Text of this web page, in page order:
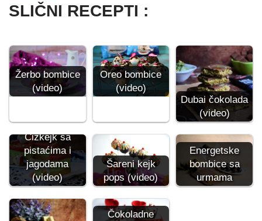
SLIČNI RECEPTI :
Žerbo bombice
(video)
Oreo bombice
(video)
Dubai čokolada
(video)
Čizkejk sa
pistaćima i
jagodama
(video)
Šareni kejk
pops (video)
Energetske
bombice sa
urmama
Čokoladne